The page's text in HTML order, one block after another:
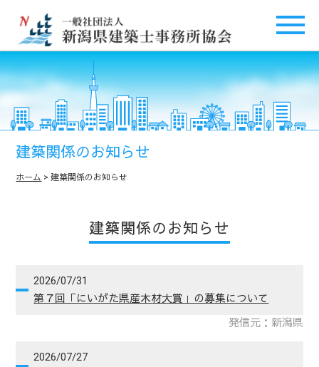
建築関係のお知らせ
ホーム > 建築関係のお知らせ
建築関係のお知らせ
2026/07/31
第７回「にいがた県産木材大賞」の募集について
発信元：新潟県
2026/07/27